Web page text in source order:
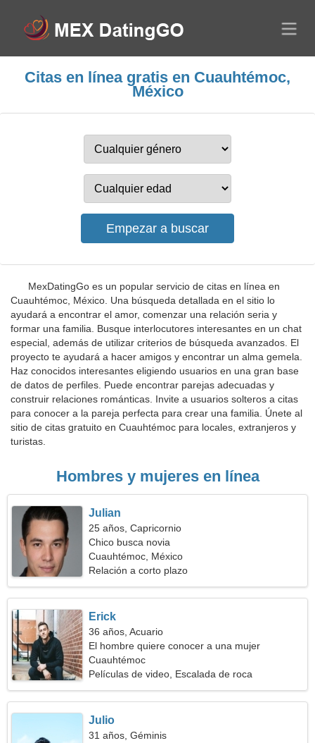
Citas en línea gratis en Cuauhtémoc,
México
MexDatingGo es un popular servicio de citas en línea en
Cuauhtémoc, México. Una búsqueda detallada en el sitio lo
ayudará a encontrar el amor, comenzar una relación seria y
formar una familia. Busque interlocutores interesantes en un chat
especial, además de utilizar criterios de búsqueda avanzados. El
proyecto te ayudará a hacer amigos y encontrar un alma gemela.
Haz conocidos interesantes eligiendo usuarios en una gran base
de datos de perfiles. Puede encontrar parejas adecuadas y
construir relaciones románticas. Invite a usuarios solteros a citas
para conocer a la pareja perfecta para crear una familia. Únete al
sitio de citas gratuito en Cuauhtémoc para locales, extranjeros y
turistas.
Hombres y mujeres en línea
Julian
25 años, Capricornio
Chico busca novia
Cuauhtémoc, México
Relación a corto plazo
Erick
36 años, Acuario
El hombre quiere conocer a una mujer
Cuauhtémoc
Películas de video, Escalada de roca
Julio
31 años, Géminis